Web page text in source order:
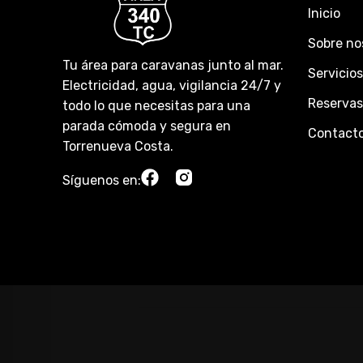
Tu área para caravanas junto al mar.
Electricidad, agua, vigilancia 24/7 y
todo lo que necesitas para una
parada cómoda y segura en
Torrenueva Costa.
Síguenos en:
Inicio
Sobre
Servicios
Reservas